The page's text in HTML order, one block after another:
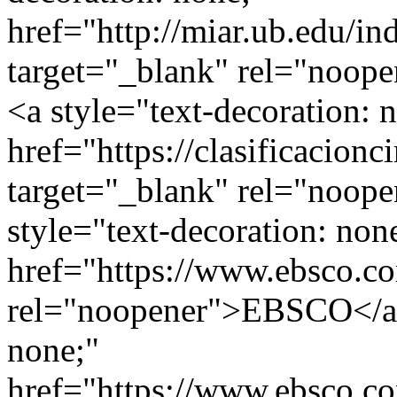
href="http://miar.ub.edu/
target="_blank"
<a style="text-decoration:
href="https://
target="_blank"
style="text-decoration:
href="https://
rel="noopener">EBSCO</
none;"